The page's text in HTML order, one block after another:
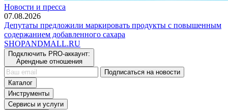
Новости и пресса
07.08.2026
Депутаты предложили маркировать продукты с повышенным
содержанием добавленного сахара
SHOPANDMALL.RU
Подключить PRO-аккаунт:
Арендные отношения
Подписаться на новости
Каталог
Инструменты
Сервисы и услуги